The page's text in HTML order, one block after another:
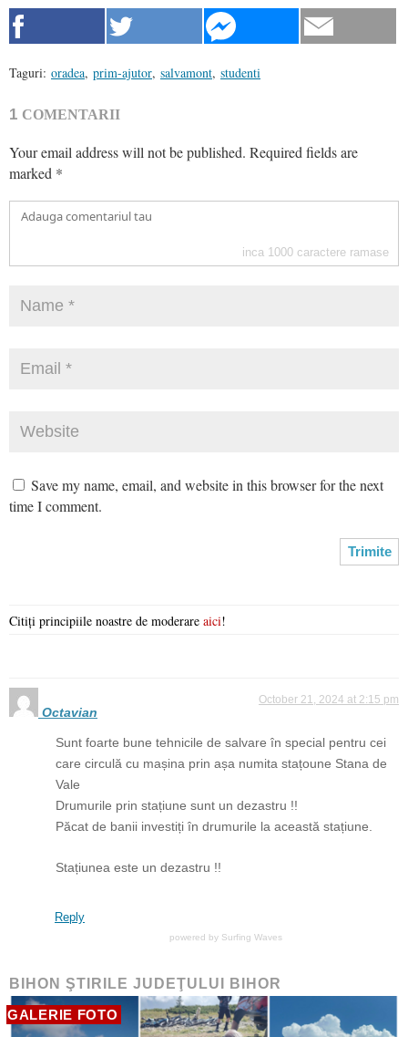
Taguri: oradea, prim-ajutor, salvamont, studenti
1 COMENTARII
Your email address will not be published. Required fields are
marked *
inca 1000 caractere ramase
Save my name, email, and website in this browser for the next
time I comment.
Citiți principiile noastre de moderare aici!
Octavian
October 21, 2024 at 2:15 pm
Sunt foarte bune tehnicile de salvare în special pentru cei
care circulă cu mașina prin așa numita stațoune Stana de
Vale
Drumurile prin stațiune sunt un dezastru !!
Păcat de banii investiți în drumurile la această stațiune.
Stațiunea este un dezastru !!
Reply
powered by Surfing Waves
BIHON ŞTIRILE JUDEŢULUI BIHOR
GALERIE FOTO